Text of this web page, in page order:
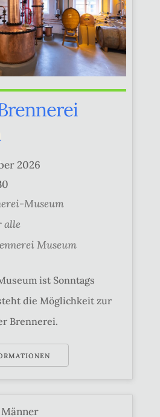
2026
Museum
alle
Museum
ist Sonntags
die Möglichkeit zur
Brennerei.